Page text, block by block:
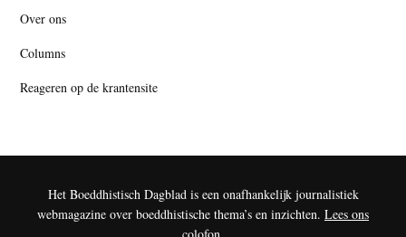
Over ons
Columns
Reageren op de krantensite
Het Boeddhistisch Dagblad is een onafhankelijk journalistiek
webmagazine over boeddhistische thema’s en inzichten. Lees ons